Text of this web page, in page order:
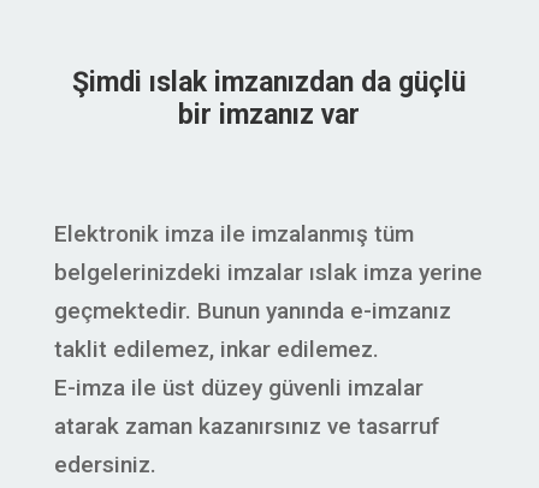
Şimdi ıslak imzanızdan da güçlü
bir imzanız var
Elektronik imza ile imzalanmış tüm
belgelerinizdeki imzalar ıslak imza yerine
geçmektedir. Bunun yanında e-imzanız
taklit edilemez, inkar edilemez.
E-imza ile üst düzey güvenli imzalar
atarak zaman kazanırsınız ve tasarruf
edersiniz.